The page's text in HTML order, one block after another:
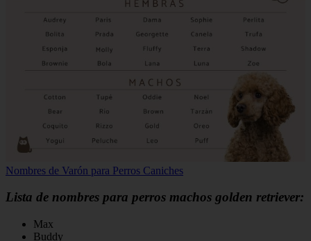
Nombres de Varón para Perros Caniches
Lista de nombres para perros machos golden retriever:
Max
Buddy